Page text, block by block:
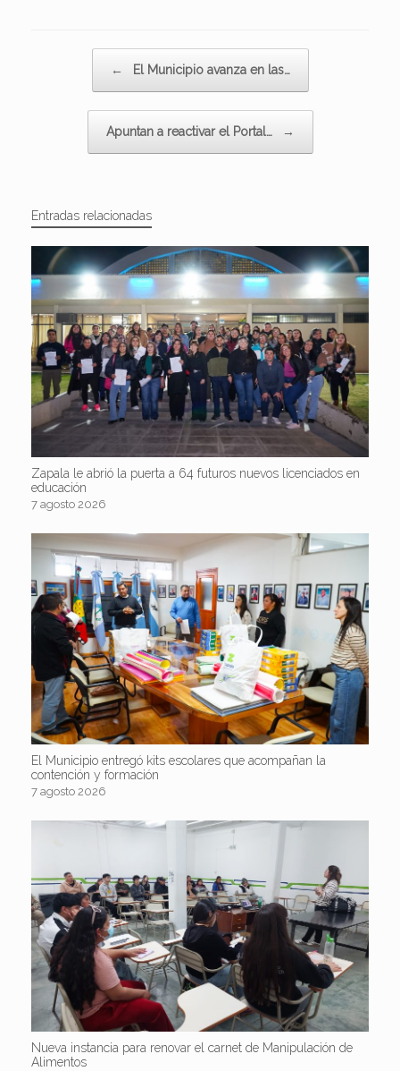
← El Municipio avanza en las…
Apuntan a reactivar el Portal… →
Entradas relacionadas
Zapala le abrió la puerta a 64 futuros nuevos licenciados en
educación
7 agosto 2026
El Municipio entregó kits escolares que acompañan la
contención y formación
7 agosto 2026
Nueva instancia para renovar el carnet de Manipulación de
Alimentos